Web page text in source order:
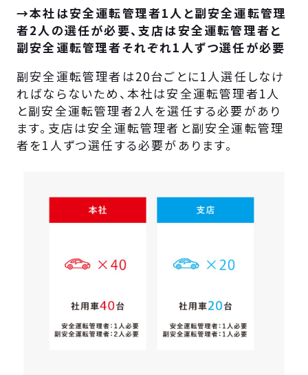
→本社は安全運転管理者1人と副安全運転管理
者2人の選任が必要、支店は安全運転管理者と
副安全運転管理者それぞれ1人ずつ選任が必要
副安全運転管理者は20台ごとに1人選任しなけ
ればならないため、本社は安全運転管理者1人
と副安全運転管理者2人を選任する必要があり
ます。支店は安全運転管理者と副安全運転管理
者を1人ずつ選任する必要があります。